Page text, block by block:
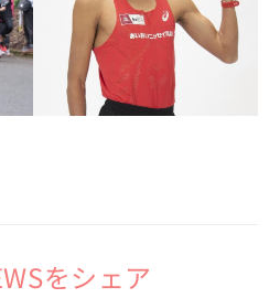
をシェア